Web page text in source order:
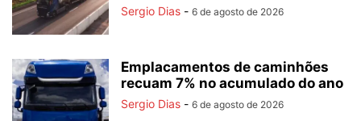
Sergio Dias - 6 de agosto de 2026
Emplacamentos de caminhões
recuam 7% no acumulado do ano
Sergio Dias - 6 de agosto de 2026